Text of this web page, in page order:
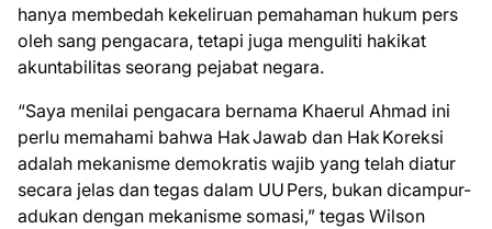
hanya membedah kekeliruan pemahaman hukum pers
oleh sang pengacara, tetapi juga menguliti hakikat
akuntabilitas seorang pejabat negara.
“Saya menilai pengacara bernama Khaerul Ahmad ini
perlu memahami bahwa Hak Jawab dan Hak Koreksi
adalah mekanisme demokratis wajib yang telah diatur
secara jelas dan tegas dalam UU Pers, bukan dicampur-
adukan dengan mekanisme somasi,” tegas Wilson